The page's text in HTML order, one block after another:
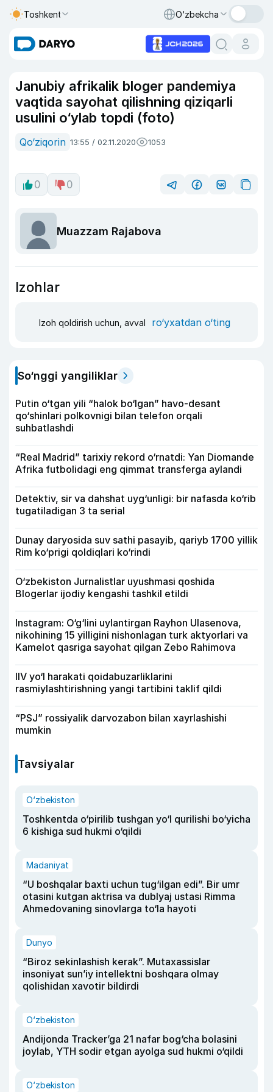
Toshkent O‘zbekcha
Janubiy afrikalik bloger pandemiya
vaqtida sayohat qilishning qiziqarli
usulini o‘ylab topdi (foto)
Qo‘ziqorin 13:55 / 02.11.2020 1053
0 0
Muazzam Rajabova
Izohlar
Izoh qoldirish uchun, avval ro‘yxatdan o‘ting
So‘nggi yangiliklar
Putin o‘tgan yili “halok bo‘lgan” havo-desant
qo‘shinlari polkovnigi bilan telefon orqali
suhbatlashdi
“Real Madrid” tarixiy rekord o‘rnatdi: Yan Diomande
Afrika futbolidagi eng qimmat transferga aylandi
Detektiv, sir va dahshat uyg‘unligi: bir nafasda ko‘rib
tugatiladigan 3 ta serial
Dunay daryosida suv sathi pasayib, qariyb 1700 yillik
Rim ko‘prigi qoldiqlari ko‘rindi
O‘zbekiston Jurnalistlar uyushmasi qoshida
Blogerlar ijodiy kengashi tashkil etildi
Instagram: O‘g‘lini uylantirgan Rayhon Ulasenova,
nikohining 15 yilligini nishonlagan turk aktyorlari va
Kamelot qasriga sayohat qilgan Zebo Rahimova
IIV yo‘l harakati qoidabuzarliklarini
rasmiylashtirishning yangi tartibini taklif qildi
“PSJ” rossiyalik darvozabon bilan xayrlashishi
mumkin
Tavsiyalar
O‘zbekiston
Toshkentda o‘pirilib tushgan yo‘l qurilishi bo‘yicha
6 kishiga sud hukmi o‘qildi
Madaniyat
“U boshqalar baxti uchun tug‘ilgan edi”. Bir umr
otasini kutgan aktrisa va dublyaj ustasi Rimma
Ahmedovaning sinovlarga to‘la hayoti
Dunyo
“Biroz sekinlashish kerak”. Mutaxassislar
insoniyat sun’iy intellektni boshqara olmay
qolishidan xavotir bildirdi
O‘zbekiston
Andijonda Tracker’ga 21 nafar bog‘cha bolasini
joylab, YTH sodir etgan ayolga sud hukmi o‘qildi
O‘zbekiston